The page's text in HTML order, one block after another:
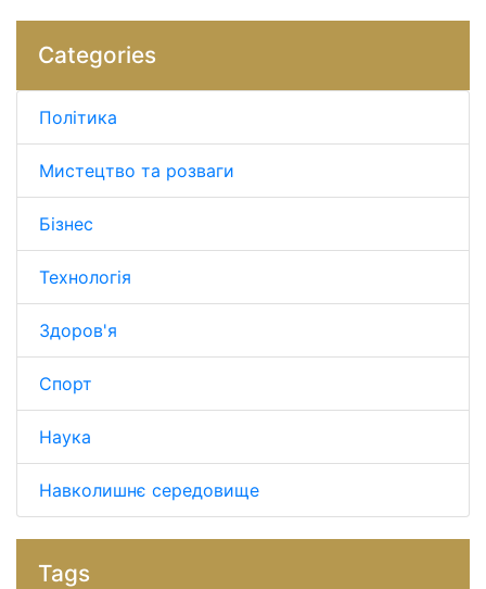
Categories
Політика
Мистецтво та розваги
Бізнес
Технологія
Здоров'я
Спорт
Наука
Навколишнє середовище
Tags